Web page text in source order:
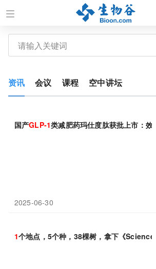
资讯 会议 课程 空中讲坛
国产GLP-1类减肥药玛仕度肽获批上市：
2025-06-30
1个地点，5个种，38棵树，拿下《Science